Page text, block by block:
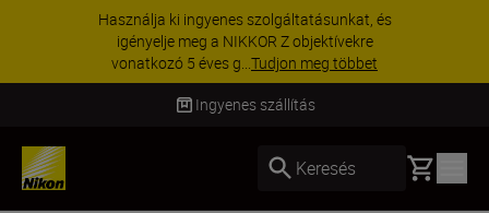
Használja ki ingyenes szolgáltatásunkat, és
igényelje meg a NIKKOR Z objektívekre
vonatkozó 5 éves g...Tudjon meg többet
Ingyenes szállítás
Keresés Basket